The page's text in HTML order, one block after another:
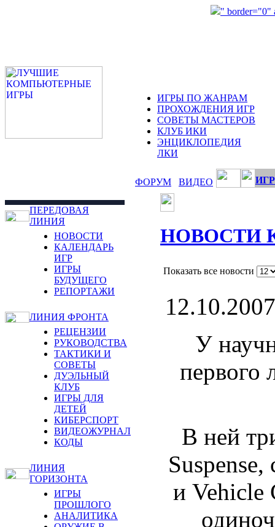
" border="0"
ИГРЫ ПО ЖАНРАМ
ПРОХОЖДЕНИЯ ИГР
СОВЕТЫ МАСТЕРОВ
КЛУБ ИКИ
ЭНЦИКЛОПЕДИЯ
ЛКИ
ФОРУМ ВИДЕО
ПЕРЕДОВАЯ
ЛИНИЯ
НОВОСТИ
КАЛЕНДАРЬ
ИГР
ИГРЫ
БУДУЩЕГО
РЕПОРТАЖИ
ЛИНИЯ ФРОНТА
РЕЦЕНЗИИ
РУКОВОДСТВА
ТАКТИКИ И
СОВЕТЫ
ДУЭЛЬНЫЙ
КЛУБ
ИГРЫ ДЛЯ
ДЕТЕЙ
КИБЕРСПОРТ
ВИДЕОЖУРНАЛ
КОДЫ
ЛИНИЯ
ГОРИЗОНТА
ИГРЫ
ПРОШЛОГО
АНАЛИТИКА
НОВОСТИ
Показать все новости
12.10.2007
У
первого
В ней
и Vehicle